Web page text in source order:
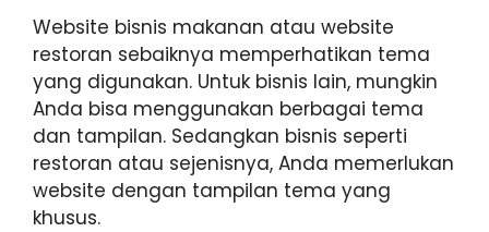
Website bisnis makanan atau website
restoran sebaiknya memperhatikan tema
yang digunakan. Untuk bisnis lain, mungkin
Anda bisa menggunakan berbagai tema
dan tampilan. Sedangkan bisnis seperti
restoran atau sejenisnya, Anda memerlukan
website dengan tampilan tema yang
khusus.